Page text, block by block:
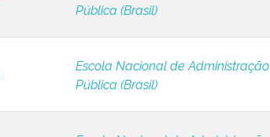
Pública (Brasil)
Escola Nacional de Administração
Pública (Brasil)